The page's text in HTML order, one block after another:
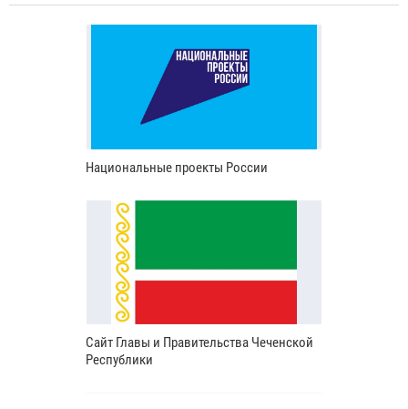
Национальные проекты России
Сайт Главы и Правительства Чеченской
Республики